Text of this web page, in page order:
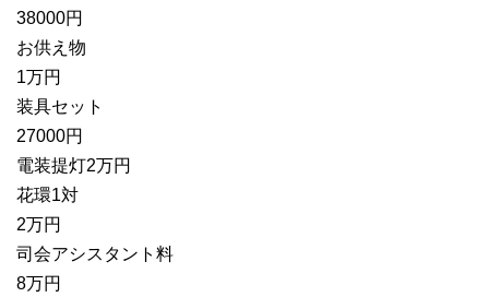
38000円
お供え物
1万円
装具セット
27000円
電装提灯2万円
花環1対
2万円
司会アシスタント料
8万円